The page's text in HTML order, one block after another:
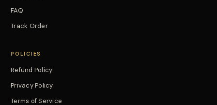
FAQ
Track Order
POLICIES
Refund Policy
Privacy Policy
Terms of Service